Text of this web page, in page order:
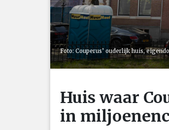
Foto: Couperus’ ouderlijk huis,
Huis waar
in